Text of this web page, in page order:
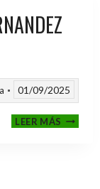
01/09/2025
LEER MÁSVI